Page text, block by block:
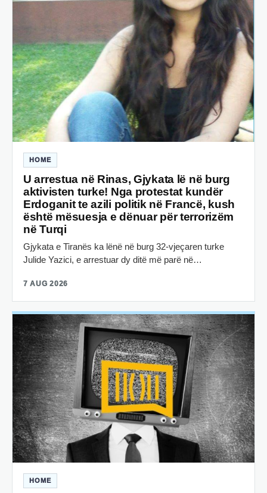
HOME
U arrestua në Rinas, Gjykata lë në burg
aktivisten turke! Nga protestat kundër
Erdoganit te azili politik në Francë, kush
është mësuesja e dënuar për terrorizëm
në Turqi
Gjykata e Tiranës ka lënë në burg 32-vjeçaren turke
Julide Yazici, e arrestuar dy ditë më parë në…
7 AUG 2026
HOME